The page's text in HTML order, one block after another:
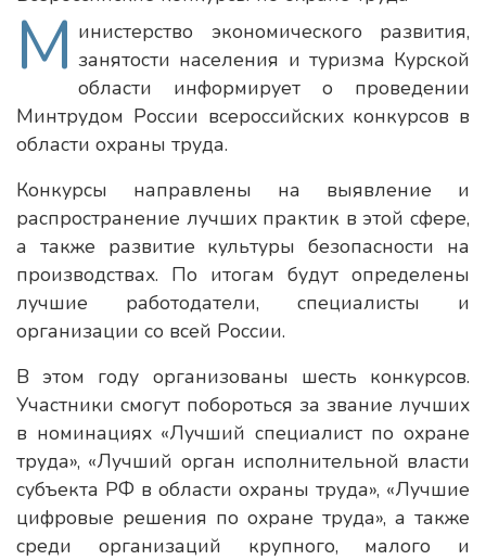
М инистерство экономического развития,
занятости населения и туризма Курской
области информирует о проведении
Минтрудом России всероссийских конкурсов в
области охраны труда.
Конкурсы направлены на выявление и
распространение лучших практик в этой сфере,
а также развитие культуры безопасности на
производствах. По итогам будут определены
лучшие работодатели, специалисты и
организации со всей России.
В этом году организованы шесть конкурсов.
Участники смогут побороться за звание лучших
в номинациях «Лучший специалист по охране
труда», «Лучший орган исполнительной власти
субъекта РФ в области охраны труда», «Лучшие
цифровые решения по охране труда», а также
среди организаций крупного, малого и